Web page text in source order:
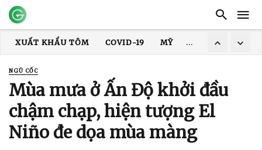
XUẤT KHẨU THỦY SẢN GIÁ TÔM
XUẤT KHẨU CÁ TRA
XUẤT KHẨU TÔM
COVID-19 HOA KỲ
NGŨ CỐC
Mùa mưa ở Ấn Độ khởi đầu
chậm chạp, hiện tượng El
Niño đe dọa mùa màng